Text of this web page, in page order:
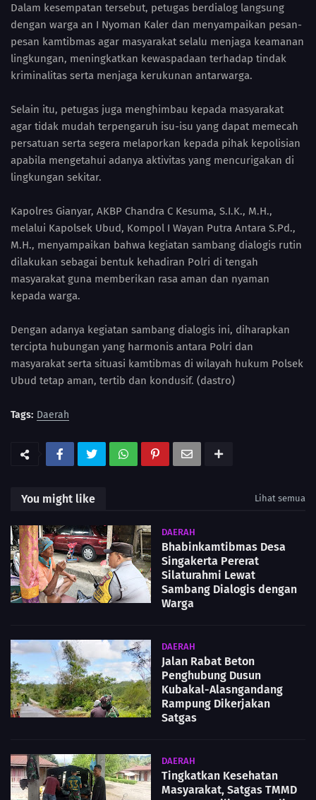
Dalam kesempatan tersebut, petugas berdialog langsung
dengan warga an I Nyoman Kaler dan menyampaikan pesan-
pesan kamtibmas agar masyarakat selalu menjaga keamanan
lingkungan, meningkatkan kewaspadaan terhadap tindak
kriminalitas serta menjaga kerukunan antarwarga.
Selain itu, petugas juga menghimbau kepada masyarakat
agar tidak mudah terpengaruh isu-isu yang dapat memecah
persatuan serta segera melaporkan kepada pihak kepolisian
apabila mengetahui adanya aktivitas yang mencurigakan di
lingkungan sekitar.
Kapolres Gianyar, AKBP Chandra C Kesuma, S.I.K., M.H.,
melalui Kapolsek Ubud, Kompol I Wayan Putra Antara S.Pd.,
M.H., menyampaikan bahwa kegiatan sambang dialogis rutin
dilakukan sebagai bentuk kehadiran Polri di tengah
masyarakat guna memberikan rasa aman dan nyaman
kepada warga.
Dengan adanya kegiatan sambang dialogis ini, diharapkan
tercipta hubungan yang harmonis antara Polri dan
masyarakat serta situasi kamtibmas di wilayah hukum Polsek
Ubud tetap aman, tertib dan kondusif. (dastro)
Tags: Daerah
You might like Lihat semua
DAERAH
Bhabinkamtibmas Desa
Singakerta Pererat
Silaturahmi Lewat
Sambang Dialogis dengan
Warga
DAERAH
Jalan Rabat Beton
Penghubung Dusun
Kubakal-Alasngandang
Rampung Dikerjakan
Satgas
DAERAH
Tingkatkan Kesehatan
Masyarakat, Satgas TMMD